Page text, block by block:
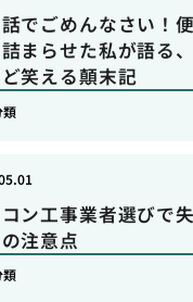
でごめんなさい！
まらせた私が語る
笑える顛末記
類
ン工事業者選びで
注意点
類